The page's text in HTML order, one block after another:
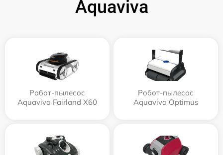
Aquaviva
Робот-пылесос
Aquaviva Fairland X60
Робот-пылесос
Aquaviva Optimus